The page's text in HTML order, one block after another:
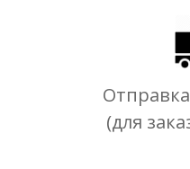
(для